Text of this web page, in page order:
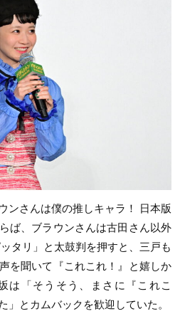
ンさんは僕の推しキャラ！ 日本版
ば、ブラウンさんは古田さん以外
タリ」と太鼓判を押すと、三戸も
を聞いて『これこれ！』と嬉しか
は「そうそう、まさに『これこ
」とカムバックを歓迎していた。